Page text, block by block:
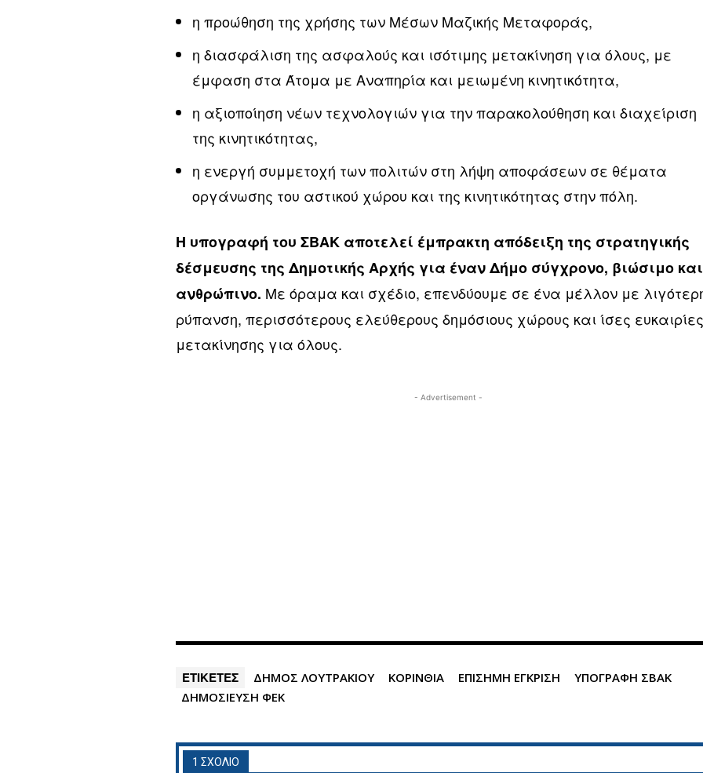
η προώθηση της χρήσης των Μέσων Μαζικής Μεταφοράς,
η διασφάλιση της ασφαλούς και ισότιμης μετακίνηση για όλους, με
έμφαση στα Άτομα με Αναπηρία και μειωμένη κινητικότητα,
η αξιοποίηση νέων τεχνολογιών για την παρακολούθηση και διαχείριση
της κινητικότητας,
η ενεργή συμμετοχή των πολιτών στη λήψη αποφάσεων σε θέματα
οργάνωσης του αστικού χώρου και της κινητικότητας στην πόλη.
Η υπογραφή του ΣΒΑΚ αποτελεί έμπρακτη απόδειξη της στρατηγικής
δέσμευσης της Δημοτικής Αρχής για έναν Δήμο σύγχρονο, βιώσιμο και
ανθρώπινο. Με όραμα και σχέδιο, επενδύουμε σε ένα μέλλον με
ρύπανση, περισσότερους ελεύθερους δημόσιους χώρους και ίσες
μετακίνησης για όλους.
- Advertisement -
ΕΤΙΚΕΤΕΣ ΔΗΜΟΣ ΛΟΥΤΡΑΚΙΟΥ ΚΟΡΙΝΘΙΑ ΕΠΙΣΗΜΗ ΕΓΚΡΙΣΗ
ΥΠΟΓΡΑΦΗ ΣΒΑΚ
ΔΗΜΟΣΙΕΥΣΗ ΦΕΚ
1 ΣΧΟΛΙΟ